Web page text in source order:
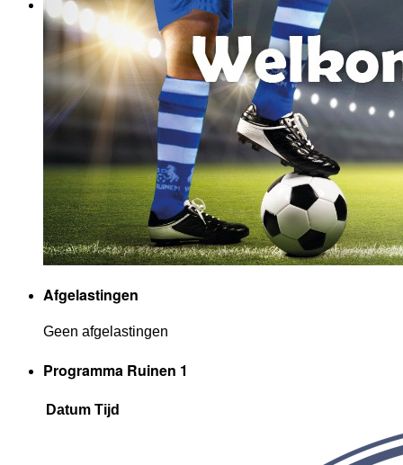
Afgelastingen
Geen afgelastingen
Programma Ruinen 1
Datum Tijd